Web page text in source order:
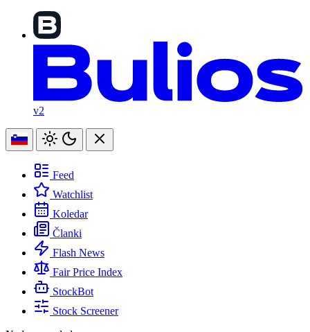
v2
Feed
Watchlist
Koledar
Članki
Flash News
Fair Price Index
StockBot
Stock Screener